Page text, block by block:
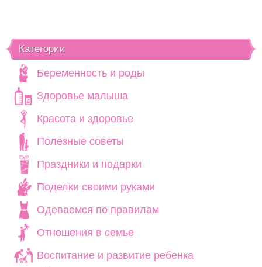
Категории
Беременность и роды
Здоровье малыша
Красота и здоровье
Полезные советы
Праздники и подарки
Поделки своими руками
Одеваемся по правилам
Отношения в семье
Воспитание и развитие ребенка